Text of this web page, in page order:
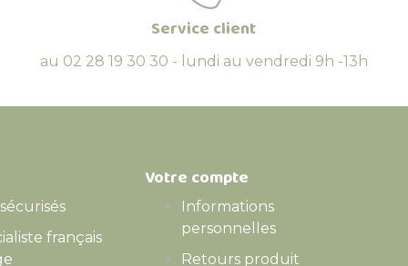
Service client
au 02 28 19 30 30 - lundi au vendredi 9h -13h
français
Votre compte
Informations
personnelles
Retours produit